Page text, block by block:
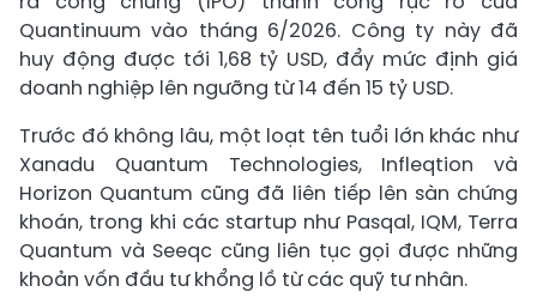
Quantinuum vào tháng 6/2026. Công ty này đã
huy động được tới 1,68 tỷ USD, đẩy mức định giá
doanh nghiệp lên ngưỡng từ 14 đến 15 tỷ USD.
Trước đó không lâu, một loạt tên tuổi lớn khác như
Xanadu Quantum Technologies, Infleqtion và
Horizon Quantum cũng đã liên tiếp lên sàn chứng
khoán, trong khi các startup như Pasqal, IQM, Terra
Quantum và Seeqc cũng liên tục gọi được những
khoản vốn đầu tư khổng lồ từ các quỹ tư nhân.